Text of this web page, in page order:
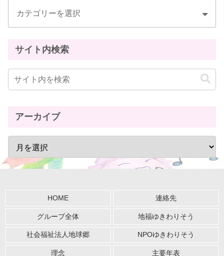
サイト内検索
アーカイブ
HOME 連絡先
グループ全体 地福ゆきわりそう
社会福祉法人地球郷 NPOゆきわりそう
理念 主要年表